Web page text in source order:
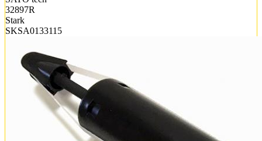
32897R
Stark
SKSA0133115